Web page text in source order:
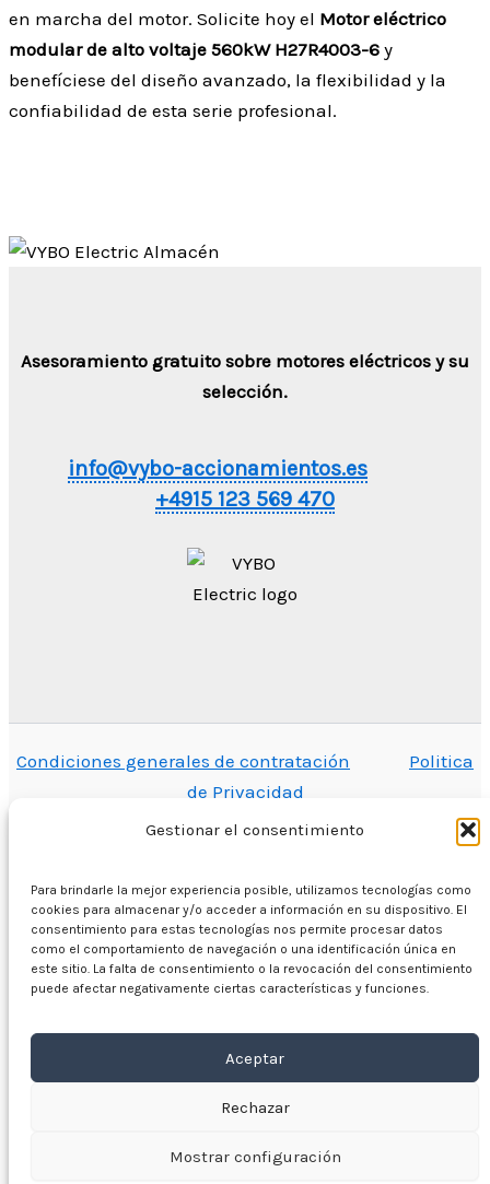
Gestionar el consentimiento
Para brindarle la mejor experiencia posible, utilizamos tecnologías como
cookies para almacenar y/o acceder a información en su dispositivo. El
consentimiento para estas tecnologías nos permite procesar datos
como el comportamiento de navegación o una identificación única en
este sitio. La falta de consentimiento o la revocación del consentimiento
puede afectar negativamente ciertas características y funciones.
Aceptar
Rechazar
Mostrar configuración
en marcha del motor. Solicite hoy el Motor eléctrico
modular de alto voltaje 560kW H27R4003-6 y
benefíciese del diseño avanzado, la flexibilidad y la
confiabilidad de esta serie profesional.
Asesoramiento gratuito sobre motores eléctricos y su
selección.
info@vybo-accionamientos.es
+4915 123 569 470
Condiciones generales de contratación
Politica
de Privacidad
En casa
Comercio
Motores eléctricos
Convertidor de frecuencia
Caja de cambios
Sobre nosotros
Copyright © 2026 VYBO-ACCIONAMIENTOS.ES